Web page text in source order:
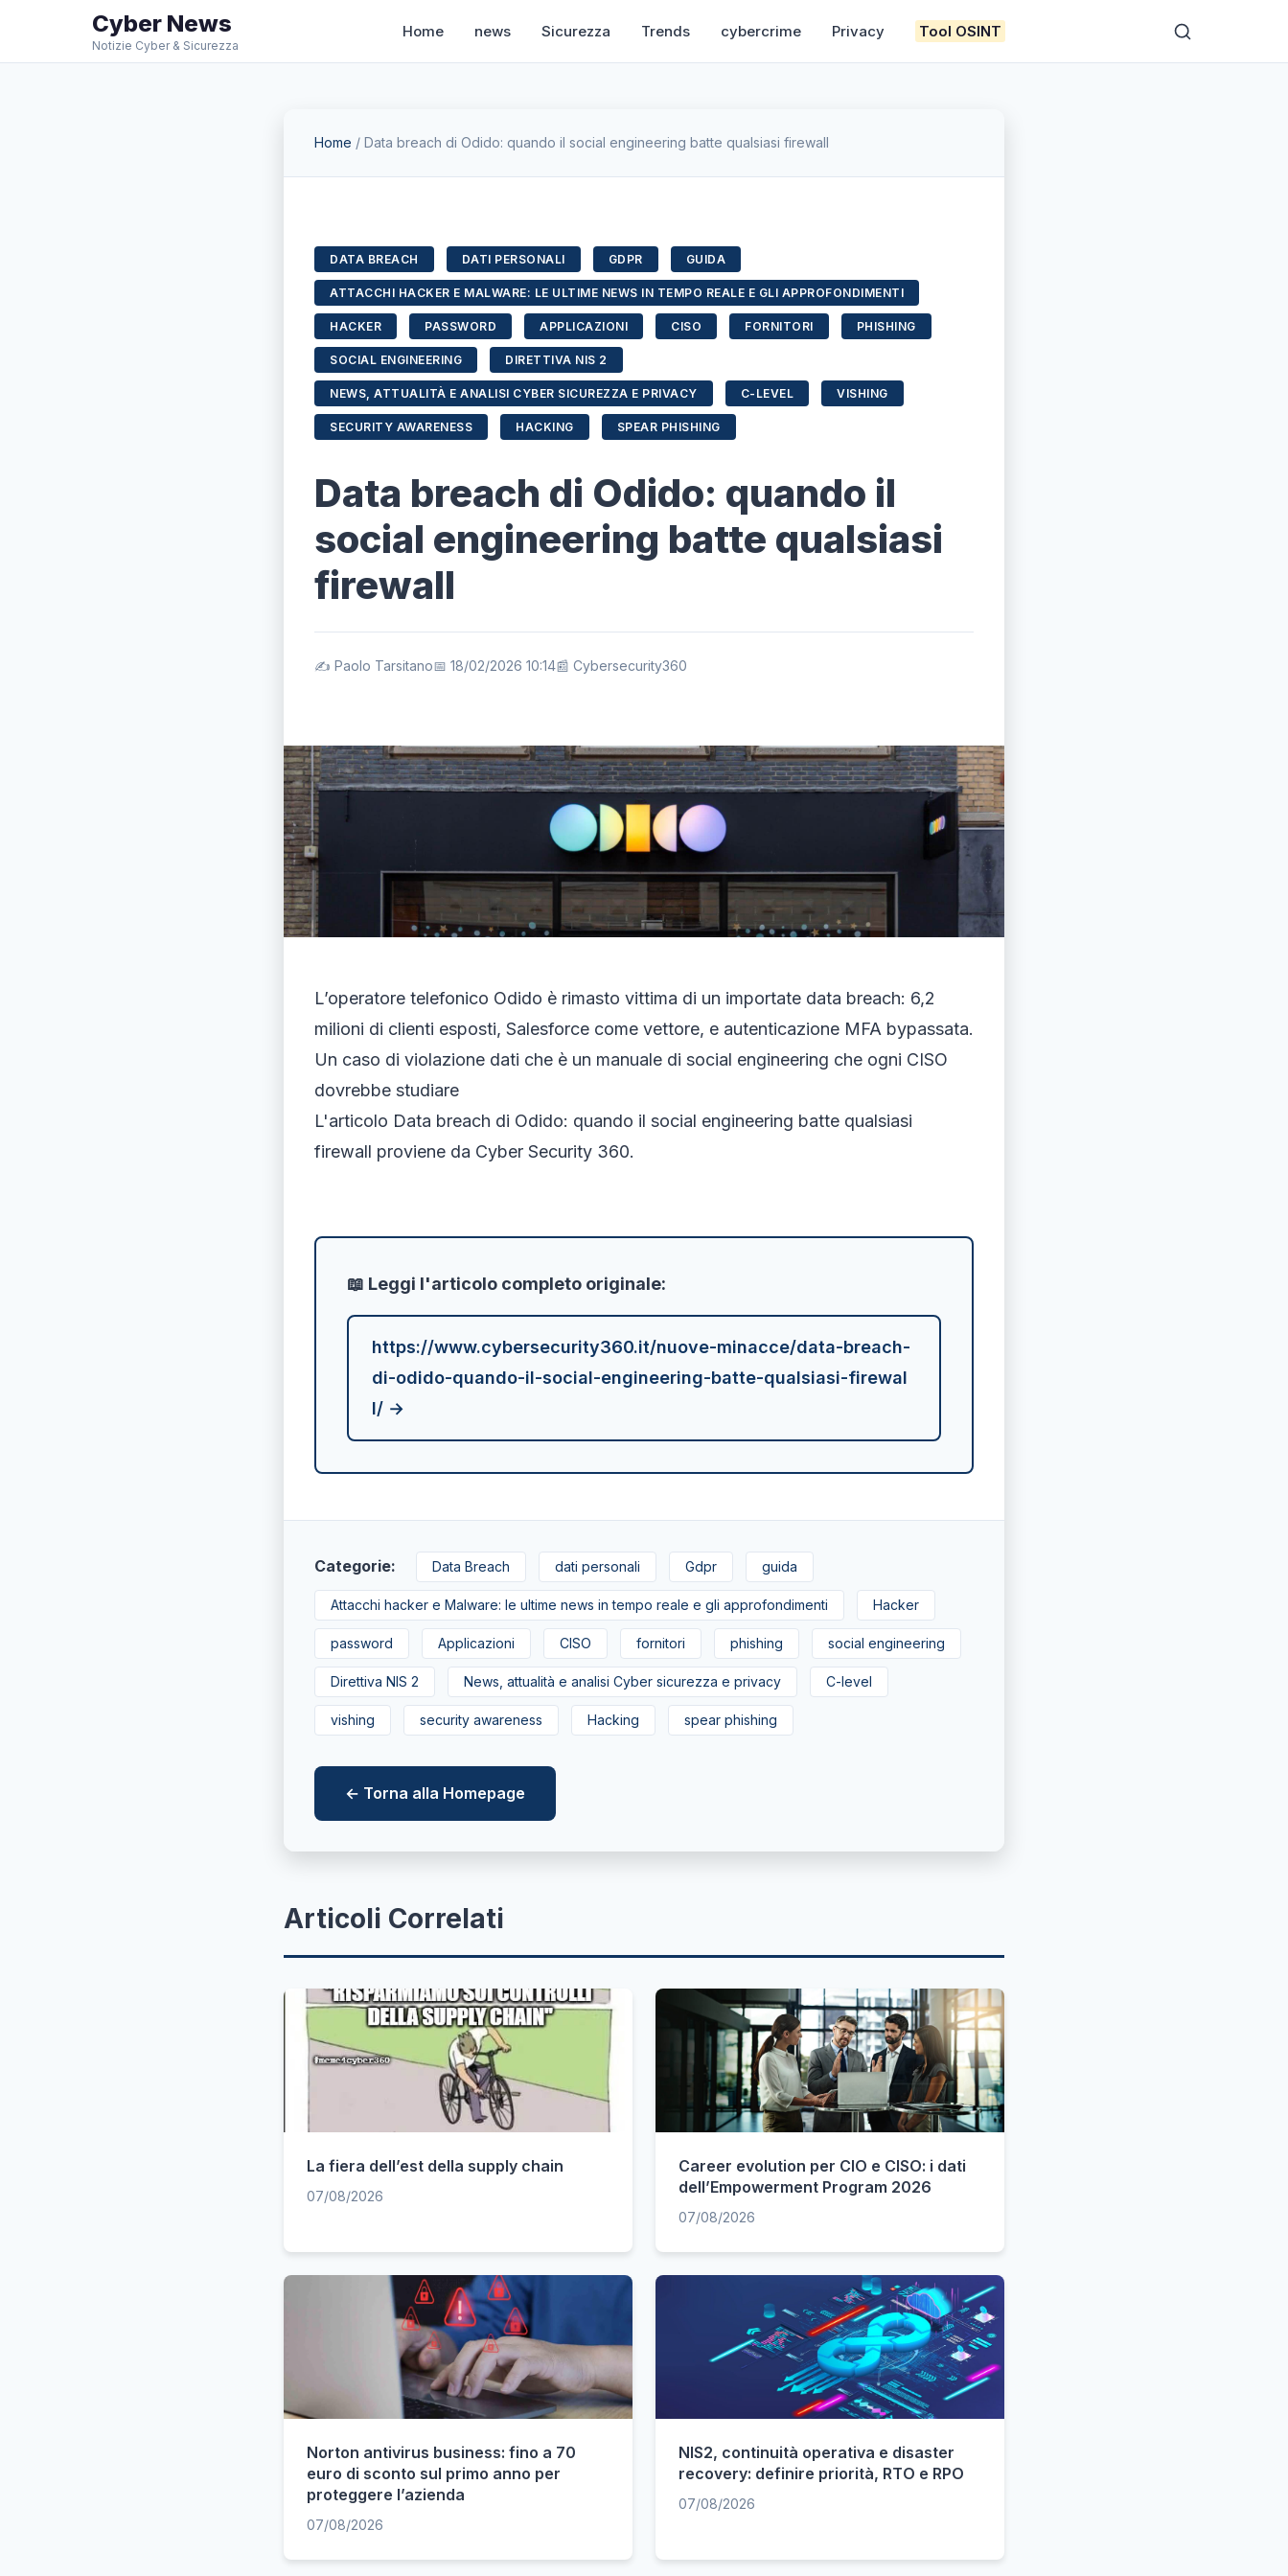
Cyber News
Notizie Cyber & Sicurezza
Home news Sicurezza Trends cybercrime Privacy Tool OSINT
Home / Data breach di Odido: quando il social engineering batte qualsiasi firewall
DATA BREACH DATI PERSONALI GDPR GUIDA
ATTACCHI HACKER E MALWARE: LE ULTIME NEWS IN TEMPO REALE E GLI APPROFONDIMENTI
HACKER PASSWORD APPLICAZIONI CISO FORNITORI PHISHING
SOCIAL ENGINEERING DIRETTIVA NIS 2
NEWS, ATTUALITÀ E ANALISI CYBER SICUREZZA E PRIVACY C-LEVEL VISHING
SECURITY AWARENESS HACKING SPEAR PHISHING
Data breach di Odido: quando il
social engineering batte qualsiasi
firewall
✍️ Paolo Tarsitano📅 18/02/2026 10:14📰 Cybersecurity360
L’operatore telefonico Odido è rimasto vittima di un importate data breach: 6,2
milioni di clienti esposti, Salesforce come vettore, e autenticazione MFA bypassata.
Un caso di violazione dati che è un manuale di social engineering che ogni CISO
dovrebbe studiare
L'articolo Data breach di Odido: quando il social engineering batte qualsiasi
firewall proviene da Cyber Security 360.
📖 Leggi l'articolo completo originale:
https://www.cybersecurity360.it/nuove-minacce/data-breach-
di-odido-quando-il-social-engineering-batte-qualsiasi-firewal
l/ →
Categorie: Data Breach dati personali Gdpr guida
Attacchi hacker e Malware: le ultime news in tempo reale e gli approfondimenti Hacker
password Applicazioni CISO fornitori phishing social engineering
Direttiva NIS 2 News, attualità e analisi Cyber sicurezza e privacy C-level
vishing security awareness Hacking spear phishing
← Torna alla Homepage
Articoli Correlati
La fiera dell’est della supply chain
07/08/2026
Career evolution per CIO e CISO: i dati
dell’Empowerment Program 2026
07/08/2026
Norton antivirus business: fino a 70
euro di sconto sul primo anno per
proteggere l’azienda
07/08/2026
NIS2, continuità operativa e disaster
recovery: definire priorità, RTO e RPO
07/08/2026